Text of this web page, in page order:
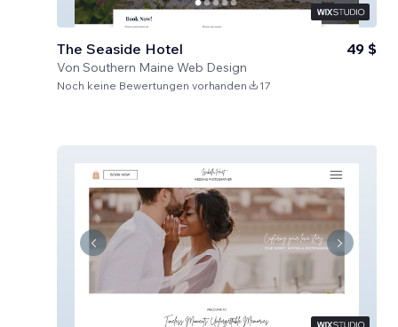
The Seaside Hotel
Von Southern Maine Web Design
49 $
Noch keine Bewertungen vorhanden 17